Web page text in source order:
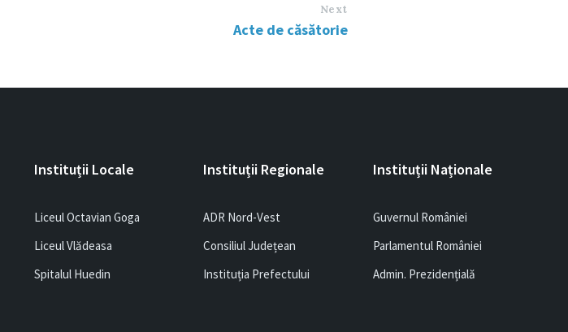
Next
Acte de căsătorie
Instituții Locale
Liceul Octavian Goga
Liceul Vlădeasa
Spitalul Huedin
Instituții Regionale
ADR Nord-Vest
Consiliul Județean
Instituția Prefectului
Instituții Naționale
Guvernul României
Parlamentul României
Admin. Prezidențială